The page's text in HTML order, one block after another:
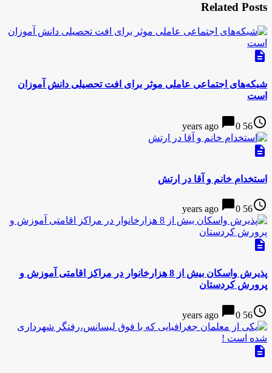
Related Posts
description
شبکه‌های اجتماعی عاملی موثر برای افت تحصیلی دانش آموزان
است
access_time
56 years ago
chat_bubble0
description
استخدام خانم و آقا در ارتش
access_time
56 years ago
chat_bubble0
description
پذیرش واسکان بیش از 8 هزارخانوار در مراکز اقامتی آموزش و
پرورش کردستان
access_time
56 years ago
chat_bubble0
description